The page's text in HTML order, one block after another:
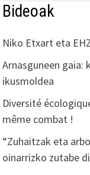
Bideoak
Niko Etxart eta
Arnasguneen gaia:
ikusmoldea
Diversité
même combat !
“Zuhaitzak eta
oinarrizko zutabe